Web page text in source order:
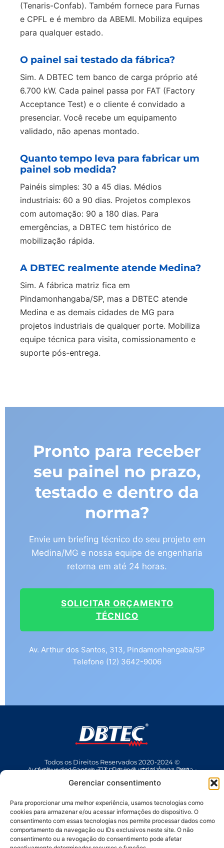
Gerenciar consentimento
Para proporcionar uma melhor experiência, usamos tecnologias como
cookies para armazenar e/ou acessar informações do dispositivo. O
consentimento com essas tecnologias nos permite processar dados como
comportamento da navegação ou IDs exclusivos neste site. O não
consentimento ou a revogação do consentimento pode afetar
(Tenaris-Confab). Também fornece para Furnas
e CPFL e é membro da ABEMI. Mobiliza equipes
para qualquer estado.
O painel sai testado da fábrica?
Sim. A DBTEC tem banco de carga próprio até
6.700 kW. Cada painel passa por FAT (Factory
Acceptance Test) e o cliente é convidado a
presenciar. Você recebe um equipamento
validado, não apenas montado.
Quanto tempo leva para fabricar um
painel sob medida?
Painéis simples: 30 a 45 dias. Médios
industriais: 60 a 90 dias. Projetos complexos
com automação: 90 a 180 dias. Para
emergências, a DBTEC tem histórico de
mobilização rápida.
A DBTEC realmente atende Medina?
Sim. A fábrica matriz fica em
Pindamonhangaba/SP, mas a DBTEC atende
Medina e as demais cidades de MG para
projetos industriais de qualquer porte. Mobiliza
equipe técnica para visita, comissionamento e
suporte pós-entrega.
Pronto para receber
seu painel no prazo,
testado e dentro da
norma?
Envie um briefing técnico do seu projeto em
Medina/MG e nossa equipe de engenharia
retorna em até 24 horas.
SOLICITAR ORÇAMENTO
TÉCNICO
Av. Arthur dos Santos, 313, Pindamonhangaba/SP
Telefone (12) 3642-9006
Todos os Direitos Reservados 2020-2024 ©
Av Arthur dos Santos, 313 • Pq. Industrial Água Preta • Pindamonhangaba • SP • Brasil • CEP 12404-289
(12) 3642 9006
• dbtec@dbtec.com.br